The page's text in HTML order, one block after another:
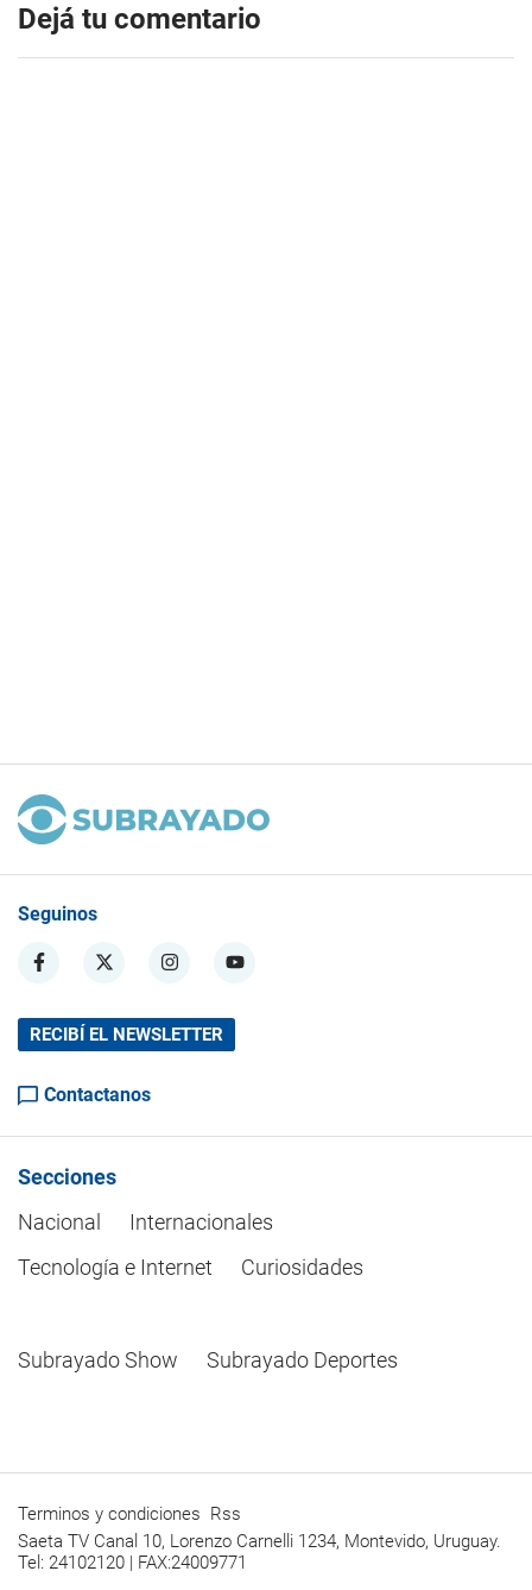
Dejá tu comentario
Seguinos
RECIBÍ EL NEWSLETTER
Contactanos
Secciones
Nacional
Internacionales
Tecnología e Internet
Curiosidades
Subrayado Show Subrayado Deportes
Terminos y condiciones Rss
Saeta TV Canal 10, Lorenzo Carnelli 1234, Montevido, Uruguay.
Tel: 24102120 | FAX:24009771